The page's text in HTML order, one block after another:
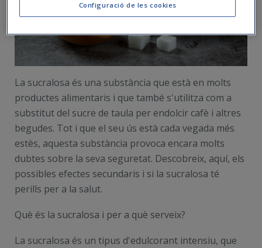
La sucralosa és una substància que està en molts
productes alimentaris i que també s'utilitza com a
substitut del sucre de taula per endolcir cafè i altres
begudes. Tot i que el seu ús està cada vegada més
estès, aquesta substància provoca encara molts
dubtes sobre la seva seguretat. Descobreix, aquí, els
possibles efectes secundaris i si la sucralosa té
perills per a la salut.
Què és la sucralosa i per a què serveix?
La sucralosa és un tipus d'edulcorant intensiu, que
Configuració de les cookies